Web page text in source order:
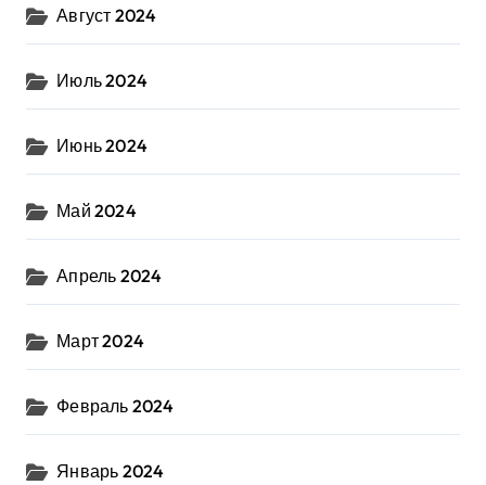
Август 2024
Июль 2024
Июнь 2024
Май 2024
Апрель 2024
Март 2024
Февраль 2024
Январь 2024